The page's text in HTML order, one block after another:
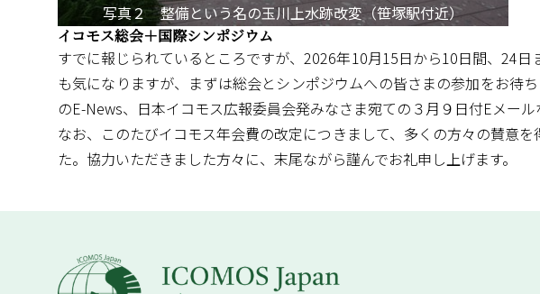
写真２ 整備という名の玉川上水跡改変（笹塚駅付近）
イコモス総会＋国際シンポジウム
すでに報じられているところですが、2026年10月15日から10日間、24
も気になりますが、まずは総会とシンポジウムへの皆さまの参加をお待
のE-News、日本イコモス広報委員会発みなさま宛ての３月９日付Eメール
なお、このたびイコモス年会費の改定につきまして、多くの方々の賛意
た。協力いただきました方々に、末尾ながら謹んでお礼申し上げます。